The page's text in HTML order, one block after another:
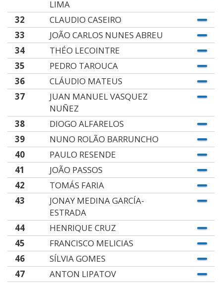
LIMA
32
CLAUDIO CASEIRO
33
JOÃO CARLOS NUNES ABREU
34
THÉO LECOINTRE
35
PEDRO TAROUCA
36
CLÁUDIO MATEUS
37
JUAN MANUEL VASQUEZ
NUÑEZ
38
DIOGO ALFARELOS
39
NUNO ROLÃO BARRUNCHO
40
PAULO RESENDE
41
JOÃO PASSOS
42
TOMÁS FARIA
43
JONAY MEDINA GARCÍA-
ESTRADA
44
HENRIQUE CRUZ
45
FRANCISCO MELICIAS
46
SÍLVIA GOMES
47
ANTON LIPATOV